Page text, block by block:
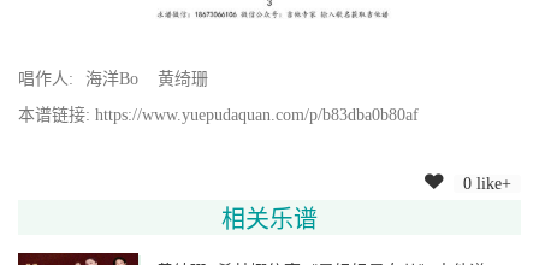
唱作人: 海洋Bo
黄绮珊
本谱链接: https://www.yuepudaquan.com/p/b83dba0b80af
0 like+
相关乐谱